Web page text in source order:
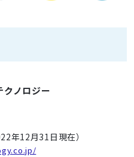
クノロジー
年12月31日現在）